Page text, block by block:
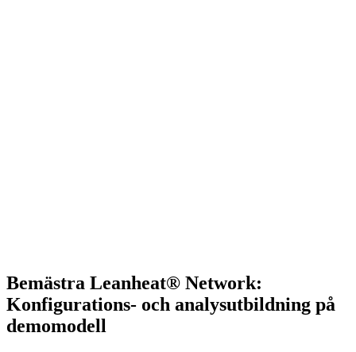
Bemästra Leanheat® Network:
Konfigurations- och analysutbildning på
demomodell